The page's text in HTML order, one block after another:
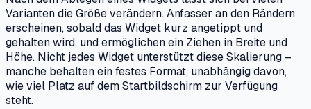
Varianten die Größe verändern. Anfasser an den Rändern
erscheinen, sobald das Widget kurz angetippt und
gehalten wird, und ermöglichen ein Ziehen in Breite und
Höhe. Nicht jedes Widget unterstützt diese Skalierung –
manche behalten ein festes Format, unabhängig davon,
wie viel Platz auf dem Startbildschirm zur Verfügung
steht.